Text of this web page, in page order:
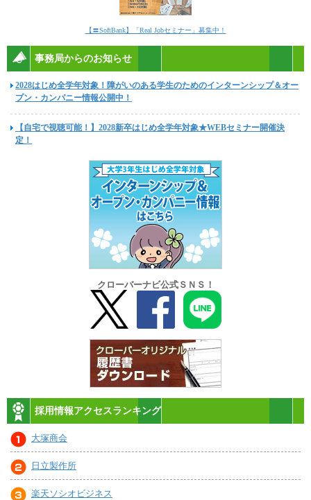
【〓SoftBank】「Real Jobセミナー」募集中！
事務局からのお知らせ
2028はじめ全学年対象！障がいのある学生のためのインターンシップ＆オー
プン・カンパニー情報公開中！
【自宅で視聴可能！】2028新卒はじめ全学年対象★WEBセミナー開催決
定！
クローバーナビ公式ＳＮＳ！
採用情報アクセスランキング
大塚商会
日立製作所
楽天ソシオビジネス